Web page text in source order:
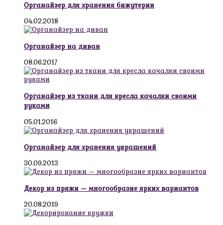
Органайзер для хранения бижутерии
04.02.2018
Органайзер на диван
08.06.2017
Органайзер из ткани для кресла качалки своими
руками
05.01.2016
Органайзер для хранения украшений
30.09.2013
Декор из пряжи — многообразие ярких вариантов
20.08.2019